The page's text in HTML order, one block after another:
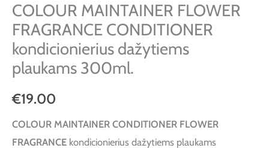
COLOUR MAINTAINER FLOWER
FRAGRANCE CONDITIONER
kondicionierius dažytiems
plaukams 300ml.
€19.00
COLOUR MAINTAINER CONDITIONER FLOWER
FRAGRANCE kondicionierius dažytiems plaukams